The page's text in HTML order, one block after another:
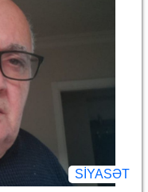
SİYASƏT